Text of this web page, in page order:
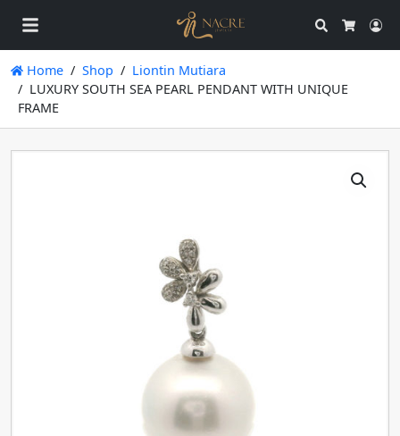
Search
Home Shop
Liontin Mutiara
LUXURY SOUTH SEA PEARL PENDANT WITH UNIQUE
FRAME